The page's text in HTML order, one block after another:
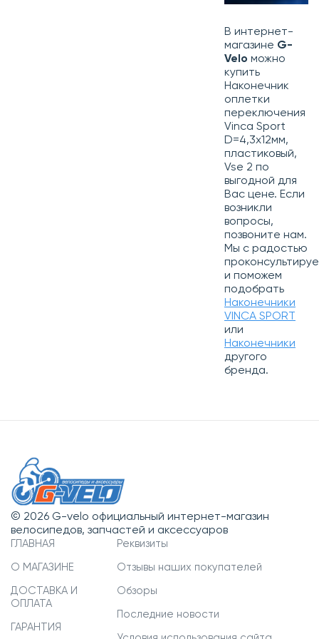
В интернет-
магазине G-
Velo можно
купить
Наконечник
оплетки
переключения
Vinca Sport
D=4,3х12мм,
пластиковый,
Vse 2 по
выгодной для
Вас цене. Если
возникли
вопросы,
позвоните нам.
Мы с радостью
и поможем
подобрать
Наконечники
VINCA SPORT
или
Наконечники
другого
бренда.
© 2026 G-velo официальный интернет-магазин
велосипедов, запчастей и аксессуаров
ГЛАВНАЯ
О МАГАЗИНЕ
ДОСТАВКА И
ОПЛАТА
ГАРАНТИЯ
Реквизиты
Отзывы наших покупателей
Обзоры
Последние новости